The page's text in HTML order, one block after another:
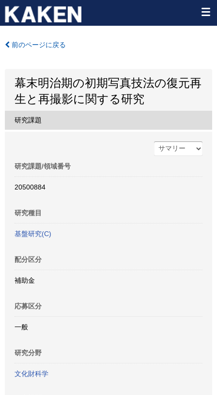
前のページに戻る
幕末明治期の初期写真技法の復元再
生と再撮影に関する研究
研究課題
研究課題/領域番号
20500884
研究種目
基盤研究(C)
配分区分
補助金
応募区分
一般
研究分野
文化財科学